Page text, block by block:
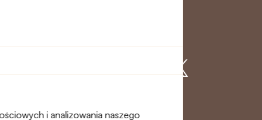
i analizowania naszego